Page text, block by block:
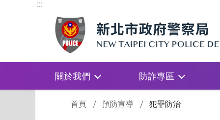
:::
關於我們 防詐專區
首頁
預防宣導 犯罪防治